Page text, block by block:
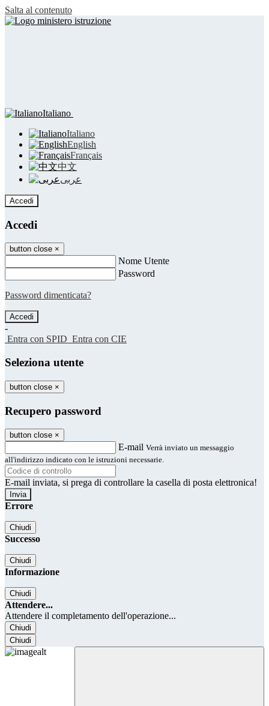
Salta al contenuto
Italiano
Italiano
English
Français
中文
عربى
Accedi
Accedi
button close ×
Nome Utente
Password
Password dimenticata?
-
Entra con SPID Entra con CIE
Seleziona utente
button close ×
Recupero password
button close ×
E-mail Verrà inviato un messaggio
all'indirizzo indicato con le istruzioni necessarie.
E-mail inviata, si prega di controllare la casella di posta elettronica!
Errore
Chiudi
Successo
Chiudi
Informazione
Chiudi
Attendere...
Attendere il completamento dell'operazione...
Chiudi
Chiudi